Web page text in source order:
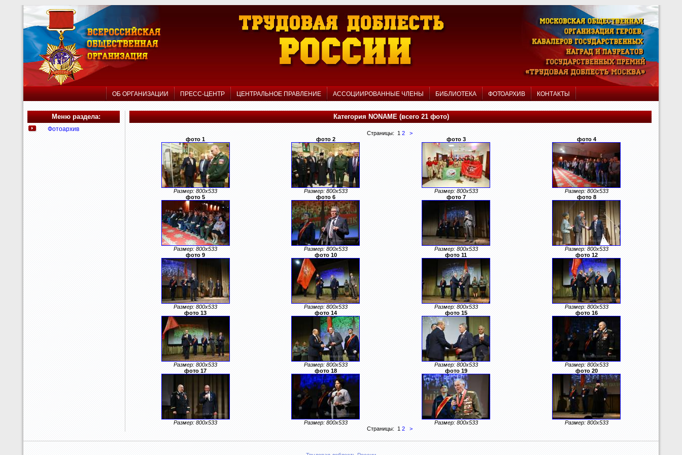
ОБ ОРГАНИЗАЦИИ ПРЕСС-ЦЕНТР ЦЕНТРАЛЬНОЕ ПРАВЛЕНИЕ АССОЦИИРОВАННЫЕ ЧЛЕНЫ БИБЛИОТЕКА ФОТОАРХИВ КОНТАКТЫ
Меню раздела:
Фотоархив
Категория NONAME (всего 21 фото)
Страницы: 1 2
>
фото 1
Размер: 800x533
фото 2
Размер: 800x533
фото 3
Размер: 800x533
фото 4
Размер: 800x533
фото 5
Размер: 800x533
фото 6
Размер: 800x533
фото 7
Размер: 800x533
фото 8
Размер: 800x533
фото 9
Размер: 800x533
фото 10
Размер: 800x533
фото 11
Размер: 800x533
фото 12
Размер: 800x533
фото 13
Размер: 800x533
фото 14
Размер: 800x533
фото 15
Размер: 800x533
фото 16
Размер: 800x533
фото 17
Размер: 800x533
фото 18
Размер: 800x533
фото 19
Размер: 800x533
фото 20
Размер: 800x533
Страницы: 1 2 >